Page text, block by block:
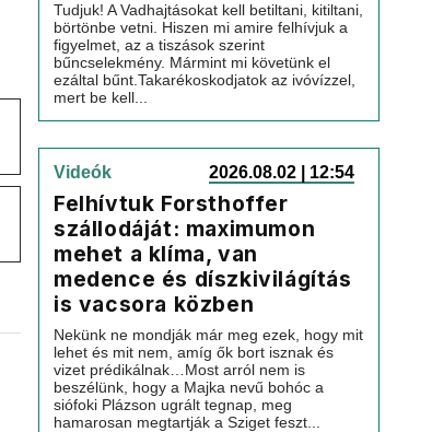
Tudjuk! A Vadhajtásokat kell betiltani, kitiltani,
börtönbe vetni. Hiszen mi amire felhívjuk a
figyelmet, az a tiszások szerint
bűncselekmény. Mármint mi követünk el
ezáltal bűnt.Takarékoskodjatok az ivóvízzel,
mert be kell...
Videók 2026.08.02 | 12:54
Felhívtuk Forsthoffer
szállodáját: maximumon
mehet a klíma, van
medence és díszkivilágítás
is vacsora közben
Nekünk ne mondják már meg ezek, hogy mit
lehet és mit nem, amíg ők bort isznak és
vizet prédikálnak…Most arról nem is
beszélünk, hogy a Majka nevű bohóc a
siófoki Plázson ugrált tegnap, meg
hamarosan megtartják a Sziget feszt...